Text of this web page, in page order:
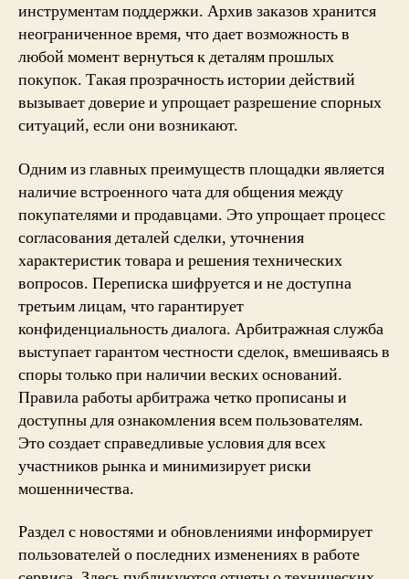
инструментам поддержки. Архив заказов хранится
неограниченное время, что дает возможность в
любой момент вернуться к деталям прошлых
покупок. Такая прозрачность истории действий
вызывает доверие и упрощает разрешение спорных
ситуаций, если они возникают.
Одним из главных преимуществ площадки является
наличие встроенного чата для общения между
покупателями и продавцами. Это упрощает процесс
согласования деталей сделки, уточнения
характеристик товара и решения технических
вопросов. Переписка шифруется и не доступна
третьим лицам, что гарантирует
конфиденциальность диалога. Арбитражная служба
выступает гарантом честности сделок, вмешиваясь в
споры только при наличии веских оснований.
Правила работы арбитража четко прописаны и
доступны для ознакомления всем пользователям.
Это создает справедливые условия для всех
участников рынка и минимизирует риски
мошенничества.
Раздел с новостями и обновлениями информирует
пользователей о последних изменениях в работе